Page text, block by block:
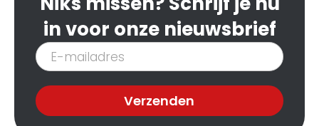
in voor onze nieuwsbrief
Inschrijven
nieuwsbrief
Verzenden